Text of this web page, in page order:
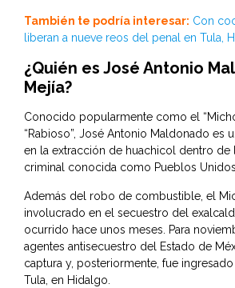
También te podría interesar: Con
liberan a nueve reos del penal en Tula,
¿Quién es José Antonio
Mejía?
Conocido popularmente como el
“Rabioso”, José Antonio Maldonado es
en la extracción de huachicol dentro de
criminal conocida como Pueblos
Además del robo de combustible, el
involucrado en el secuestro del
ocurrido hace unos meses. Para
agentes antisecuestro del Estado de
captura y, posteriormente, fue
Tula, en Hidalgo.